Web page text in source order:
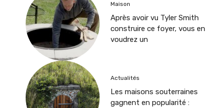
Maison
Après avoir vu Tyler Smith
construire ce foyer, vous en
voudrez un
Actualités
Les maisons souterraines
gagnent en popularité :